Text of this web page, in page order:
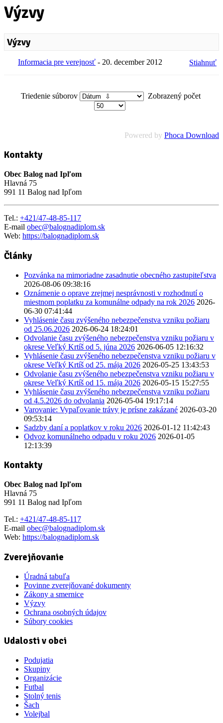
Výzvy
Výzvy
Informacia pre verejnosť - 20. december 2012 Stiahnuť
Triedenie súborov Zobrazený počet
Powered by Phoca Download
Kontakty
Obec Balog nad Ipľom
Hlavná 75
991 11 Balog nad Ipľom
Tel.: +421/47-48-85-117
E-mail obec@balognadiplom.sk
Web: https://balognadiplom.sk
Články
Pozvánka na mimoriadne zasadnutie obecného zastupiteľstva
2026-08-06 09:38:16
Oznámenie o oprave zrejmej nesprávnosti v rozhodnutí o
miestnom poplatku za komunálne odpady na rok 2026 2026-
06-30 07:41:44
Vyhlásenie času zvýšeného nebezpečenstva vzniku požiaru
od 25.06.2026 2026-06-24 18:24:01
Odvolanie času zvýšeného nebezpečenstva vzniku požiaru v
okrese Veľký Krtíš od 5. júna 2026 2026-06-05 12:16:32
Vyhlásenie času zvýšeného nebezpečenstva vzniku požiaru v
okrese Veľký Krtíš od 25. mája 2026 2026-05-25 13:43:53
Odvolanie času zvýšeného nebezpečenstva vzniku požiaru v
okrese Veľký Krtíš od 15. mája 2026 2026-05-15 15:27:55
Vyhlásenie času zvýšeného nebezpečenstva vzniku požiaru
od 4.5.2026 do odvolania 2026-05-04 19:17:14
Varovanie: Vypaľovanie trávy je prísne zakázané 2026-03-20
09:53:14
Sadzby daní a poplatkov v roku 2026 2026-01-12 11:42:43
Odvoz komunálneho odpadu v roku 2026 2026-01-05
12:13:39
Kontakty
Obec Balog nad Ipľom
Hlavná 75
991 11 Balog nad Ipľom
Tel.: +421/47-48-85-117
E-mail obec@balognadiplom.sk
Web: https://balognadiplom.sk
Zverejňovanie
Úradná tabuľa
Povinne zverejňované dokumenty
Zákony a smernice
Výzvy
Ochrana osobných údajov
Súbory cookies
Udalosti v obci
Podujatia
Skupiny
Organizácie
Futbal
Stolný tenis
Šach
Volejbal